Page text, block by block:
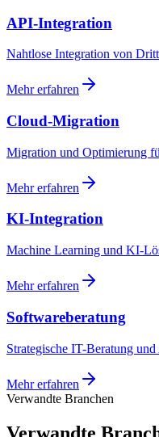
API-Integration
Nahtlose Integration von
Mehr erfahren
Cloud-Migration
Migration und Optimierung
Mehr erfahren
KI-Integration
Machine Learning und KI-
Mehr erfahren
Softwareberatung
Strategische IT-Beratung
Mehr erfahren
Verwandte Branchen
Verwandte